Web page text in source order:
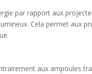
par rapport aux
Cela permet aux
aux ampoules